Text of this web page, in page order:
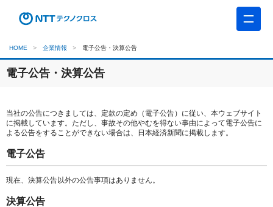
HOME 企業情報 電子公告・決算公告
電子公告・決算公告
当社の公告につきましては、定款の定め（電子公告）に従い、本ウェブサイト
に掲載しています。ただし、事故その他やむを得ない事由によって電子公告に
よる公告をすることができない場合は、日本経済新聞に掲載します。
電子公告
現在、決算公告以外の公告事項はありません。
決算公告